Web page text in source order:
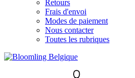
Retours
Frais d'envoi
Modes de paiement
Nous contacter
Toutes les rubriques